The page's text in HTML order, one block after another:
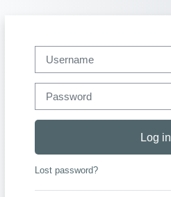
Log in
Lost password?